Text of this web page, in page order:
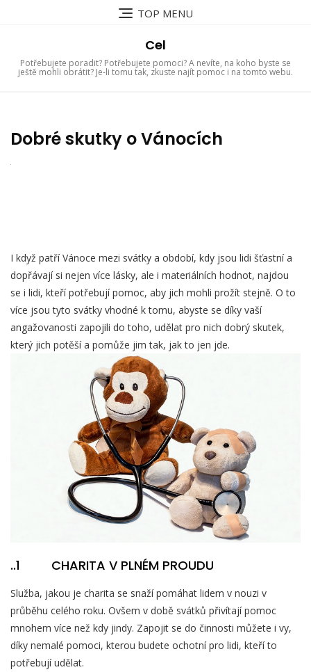
TOP MENU
Cel
Potřebujete poradit? Potřebujete pomoci? A nevíte, na koho byste se
ještě mohli obrátit? Je-li tomu tak, zkuste najít pomoc i na tomto webu.
Dobré skutky o Vánocích
I když patří Vánoce mezi svátky a období, kdy jsou lidi šťastní a
dopřávají si nejen více lásky, ale i materiálních hodnot, najdou
se i lidi, kteří potřebují pomoc, aby jich mohli prožít stejně. O to
více jsou tyto svátky vhodné k tomu, abyste se díky vaší
angažovanosti zapojili do toho, udělat pro nich dobrý skutek,
který jich potěší a pomůže jim tak, jak to jen jde.
..1 CHARITA V PLNÉM PROUDU
Služba, jakou je charita se snaží pomáhat lidem v nouzi v
průběhu celého roku. Ovšem v době svátků přivítají pomoc
mnohem více než kdy jindy. Zapojit se do činnosti můžete i vy,
díky nemalé pomoci, kterou budete ochotní pro lidi, kteří to
potřebují udělat.